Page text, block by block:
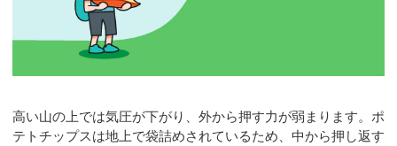
高い山の上では気圧が下がり、外から押す力が弱まります。ポ
テトチップスは地上で袋詰めされているため、中から押し返す